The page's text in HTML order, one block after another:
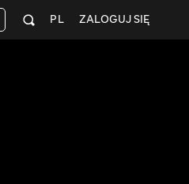
ZALOGUJ SIĘ
PL